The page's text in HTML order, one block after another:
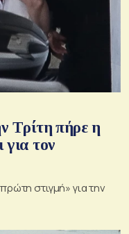
Τρίτη πήρε η
για τον
στιγμή» για την